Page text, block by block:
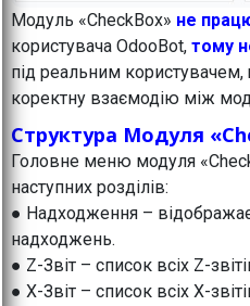
Модуль «CheckBox» не
користувача OdooBot, тому
під реальним
коректну взаємодію між
Структура Модуля
Головне меню модуля
наступних розділів:
● Надходження –
надходжень.
● Z-Звіт – список всіх Z-
● X-Звіт – список всіх X-